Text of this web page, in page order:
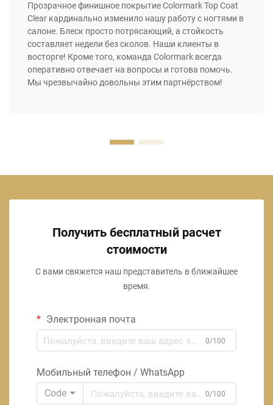
Прозрачное финишное покрытие Colormark Top Coat
Clear кардинально изменило нашу работу с ногтями в
салоне. Блеск просто потрясающий, а стойкость
составляет недели без сколов. Наши клиенты в
восторге! Кроме того, команда Colormark всегда
оперативно отвечает на вопросы и готова помочь.
Мы чрезвычайно довольны этим партнёрством!
Получить бесплатный расчет
стоимости
С вами свяжется наш представитель в ближайшее
время.
Электронная почта
0/100
Мобильный телефон / WhatsApp
Code
0/100